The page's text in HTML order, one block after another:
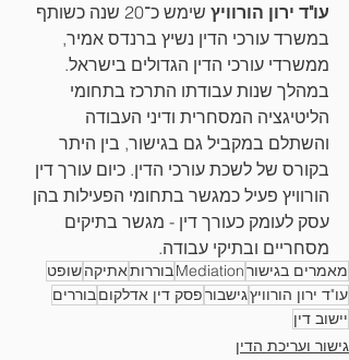
עו"ד ירון הורוויץ
שימש כ־20 שנה כשותף
במשרד עורכי הדין נשיץ ברנדס אמיר,
ממשרדי עורכי הדין הגדולים בישראל.
במהלך שנות עבודתו התרכז בתחומי
הליטיגציה המסחרית ודיני העבודה
והשתלם במקביל גם בגישור, בין היתר
בקורס של לשכת עורכי הדין. כיום עורך דין
הורוויץ פעיל כמגשר בתחומי הפעילות בהן
עסק לעומק כעורך דין - מגשר בתיקים
מסחריים ובתיקי עבודה.
מאמרים בגישורMediationבוררותאתיקהשופט
עו"ד ירון הורוויץגישבורפסק דין אדלקוםבוררים
יישוב דין
גישור ועריכת הדין